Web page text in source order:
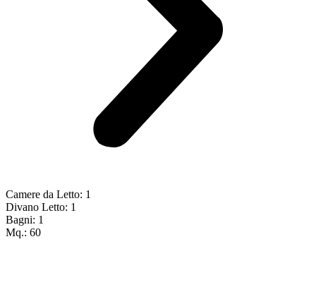
Camere da Letto: 1
Divano Letto: 1
Bagni: 1
Mq.: 60